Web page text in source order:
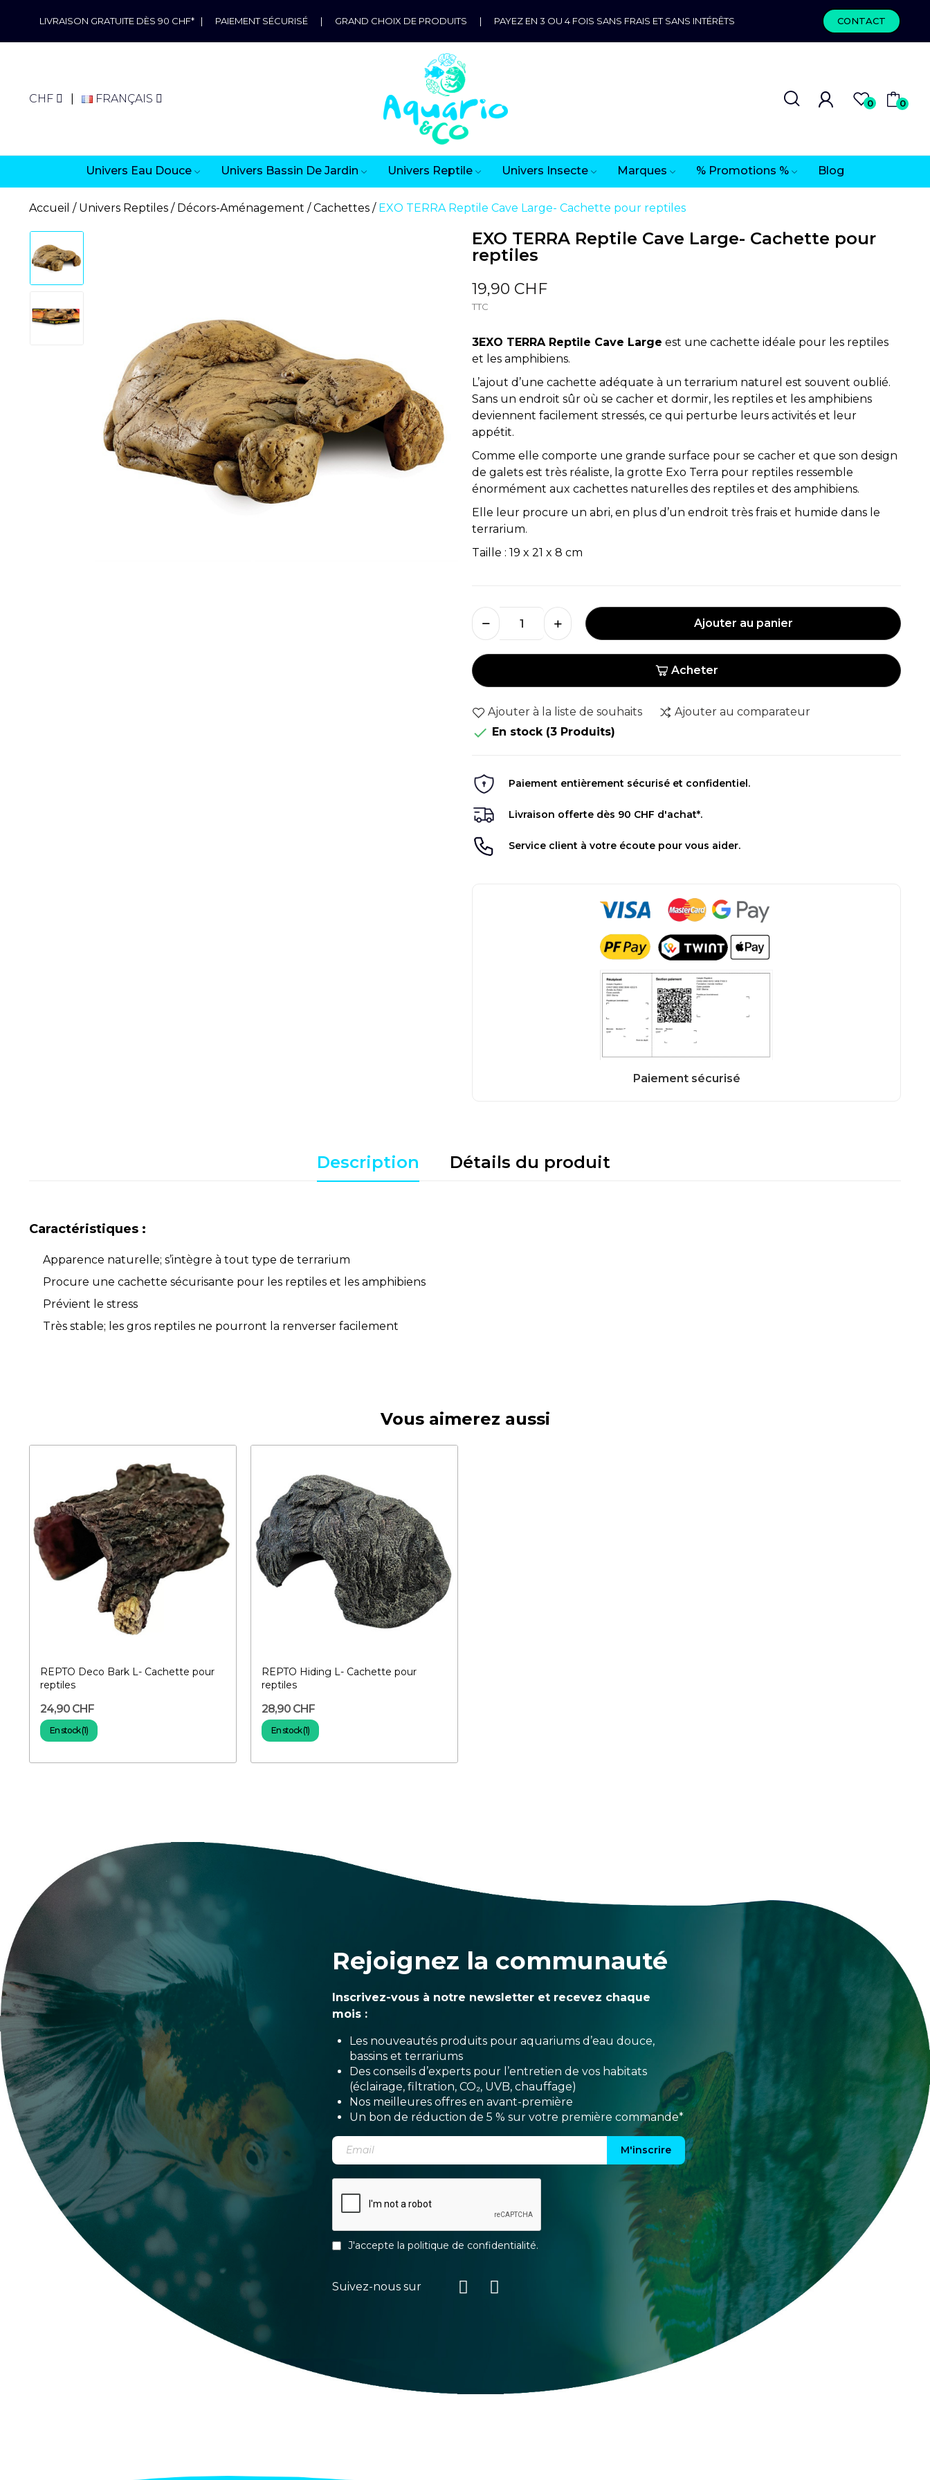
LIVRAISON GRATUITE DÈS 90 CHF* | PAIEMENT SÉCURISÉ | GRAND CHOIX DE PRODUITS | PAYEZ EN 3 OU 4 FOIS SANS FRAIS ET SANS INTÉRÊTS CONTACT
CHF FRANÇAIS 0 0
Univers Eau Douce Univers Bassin De Jardin Univers Reptile Univers Insecte Marques % Promotions % Blog
Accueil Univers Reptiles Décors-Aménagement Cachettes EXO TERRA Reptile Cave Large- Cachette pour reptiles
EXO TERRA Reptile Cave Large- Cachette pour
reptiles
19,90 CHF
TTC
3EXO TERRA Reptile Cave Large est une cachette idéale pour les reptiles
et les amphibiens.
L’ajout d’une cachette adéquate à un terrarium naturel est souvent oublié.
Sans un endroit sûr où se cacher et dormir, les reptiles et les amphibiens
deviennent facilement stressés, ce qui perturbe leurs activités et leur
appétit.
Comme elle comporte une grande surface pour se cacher et que son design
de galets est très réaliste, la grotte Exo Terra pour reptiles ressemble
énormément aux cachettes naturelles des reptiles et des amphibiens.
Elle leur procure un abri, en plus d’un endroit très frais et humide dans le
terrarium.
Taille : 19 x 21 x 8 cm
Ajouter au panier
Acheter
Ajouter à la liste de souhaits Ajouter au comparateur
 En stock (3 Produits)
Paiement entièrement sécurisé et confidentiel.
Livraison offerte dès 90 CHF d'achat*.
Service client à votre écoute pour vous aider.
Description Détails du produit
Caractéristiques :
Apparence naturelle; s’intègre à tout type de terrarium
Procure une cachette sécurisante pour les reptiles et les amphibiens
Prévient le stress
Très stable; les gros reptiles ne pourront la renverser facilement
Vous aimerez aussi
REPTO Deco Bark L- Cachette pour
reptiles
24,90 CHF
En stock (1)
REPTO Hiding L- Cachette pour
reptiles
28,90 CHF
En stock (1)
Rejoignez la communauté
Inscrivez-vous à notre newsletter et recevez chaque
mois :
Les nouveautés produits pour aquariums d’eau douce,
bassins et terrariums
Des conseils d’experts pour l’entretien de vos habitats
(éclairage, filtration, CO₂, UVB, chauffage)
Nos meilleures offres en avant-première
Un bon de réduction de 5 % sur votre première commande*
M'inscrire
J'accepte la politique de confidentialité.
Suivez-nous sur